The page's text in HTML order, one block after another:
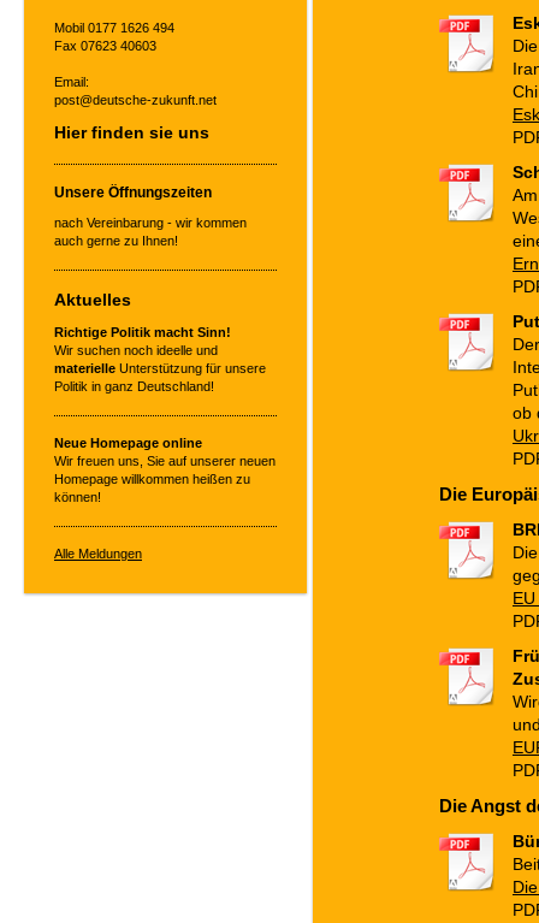
Mobil 0177 1626 494
Fax 07623 40603
Email:
post@deutsche-zukunft.net
Hier finden sie uns
Unsere Öffnungszeiten
nach Vereinbarung - wir kommen
auch gerne zu Ihnen!
Aktuelles
Richtige Politik macht Sinn!
Wir suchen noch ideelle und
materielle Unterstützung für unsere
Politik in ganz Deutschland!
Neue Homepage online
Wir freuen uns, Sie auf unserer neuen
Homepage willkommen heißen zu
können!
Alle Meldungen
ob
Die
Die Angst